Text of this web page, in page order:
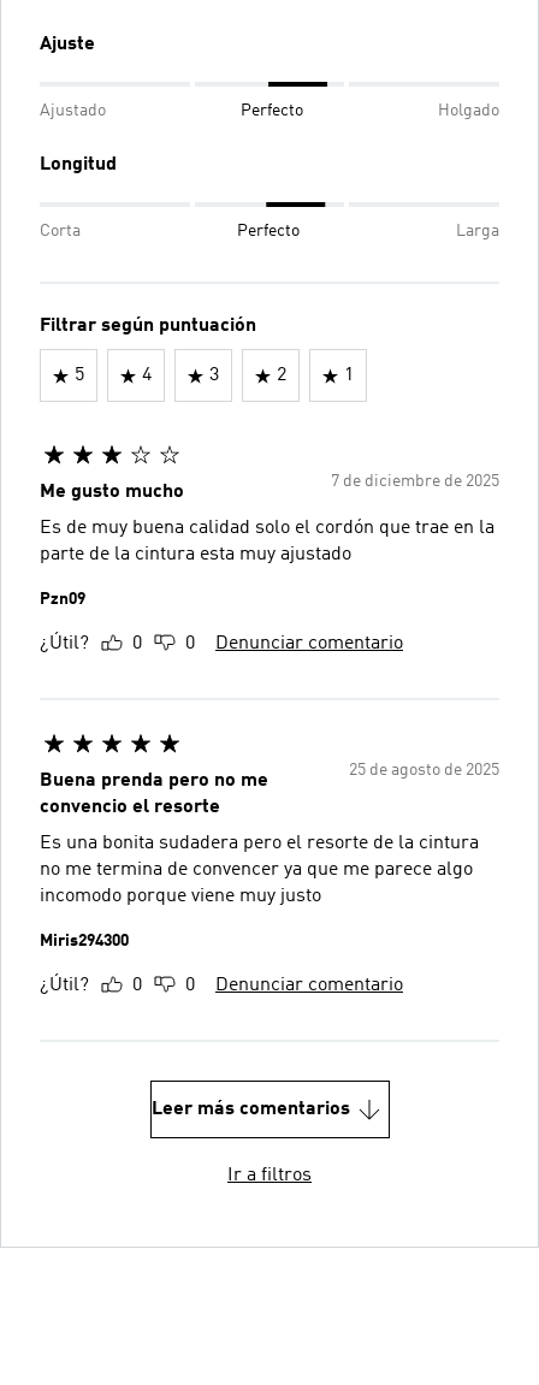
Ajuste
Ajustado Perfecto Holgado
Longitud
Corta Perfecto Larga
Filtrar según puntuación
5 4 3 2 1
7 de diciembre de 2025
Me gusto mucho
Es de muy buena calidad solo el cordón que trae en la
parte de la cintura esta muy ajustado
Pzn09
¿Útil? 0 0 Denunciar comentario
25 de agosto de 2025
Buena prenda pero no me
convencio el resorte
Es una bonita sudadera pero el resorte de la cintura
no me termina de convencer ya que me parece algo
incomodo porque viene muy justo
Miris294300
¿Útil? 0 0 Denunciar comentario
Leer más comentarios
Ir a filtros